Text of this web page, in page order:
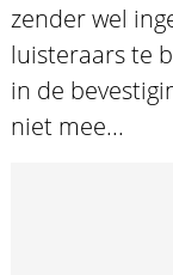
zender wel
luisteraars te
in de
niet mee...